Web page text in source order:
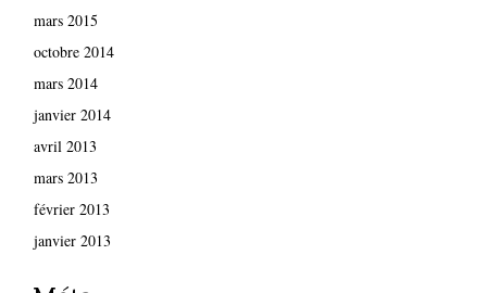
mars 2015
octobre 2014
mars 2014
janvier 2014
avril 2013
mars 2013
février 2013
janvier 2013